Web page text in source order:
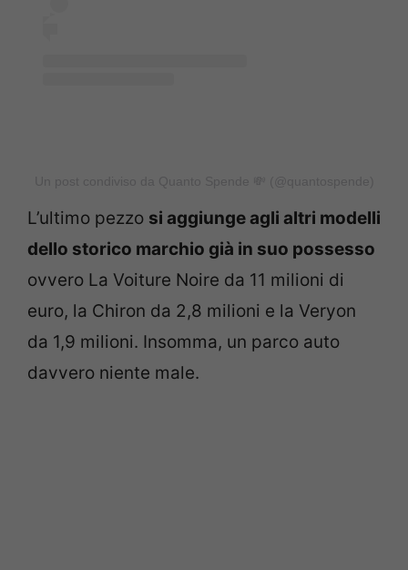
L’ultimo pezzo si aggiunge agli altri modelli
dello storico marchio già in suo possesso
ovvero La Voiture Noire da 11 milioni di
euro, la Chiron da 2,8 milioni e la Veryon
da 1,9 milioni. Insomma, un parco auto
davvero niente male.